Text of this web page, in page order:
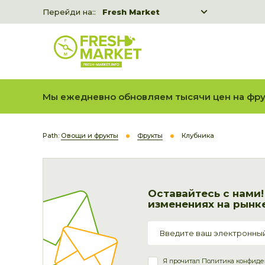
Перейди на::
Fresh Market
Fresh Market event B2B
Мы ежедневно обновляем тысячи цен на
Path: Овощи и фрукты Фрукты Клубника
Оставайтесь с
изменениях на
Я прочитал Политика